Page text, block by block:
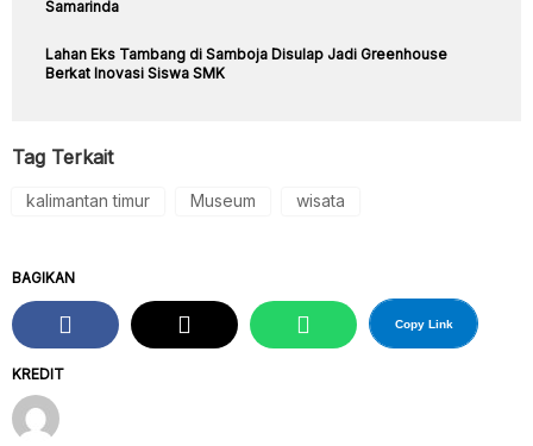
Samarinda
Lahan Eks Tambang di Samboja Disulap Jadi Greenhouse
Berkat Inovasi Siswa SMK
Tag Terkait
kalimantan timur Museum wisata
KREDIT
BAGIKAN
Copy Link